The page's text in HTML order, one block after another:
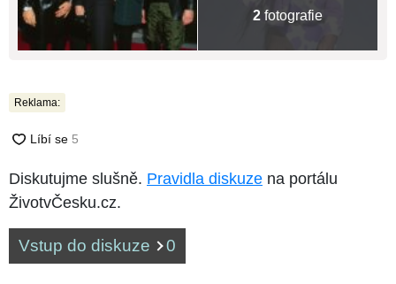
2 fotografie
Reklama:
Diskutujme slušně. Pravidla diskuze na portálu
ŽivotvČesku.cz.
Vstup do diskuze 0